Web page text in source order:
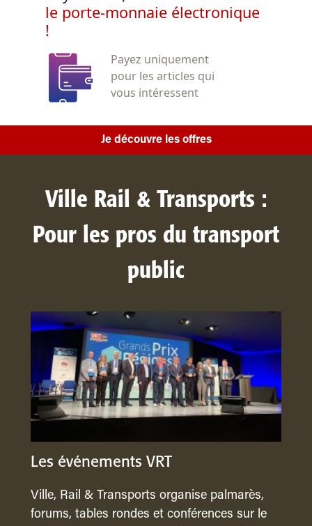
le porte-monnaie électronique
!
Payez uniquement
pour les articles qui
vous intéressent
Je découvre les offres
Ville Rail & Transports :
Pour les pros du transport
public
Les événements VRT
Ville, Rail & Transports organise palmarès,
forums, tables rondes et conférences sur le